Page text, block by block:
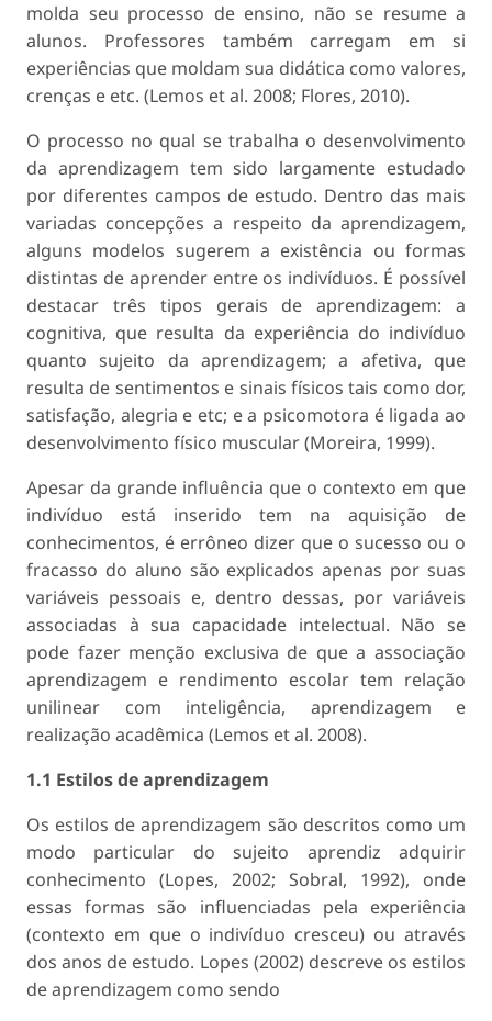
molda seu processo de ensino, não se resume a
alunos. Professores também carregam em si
experiências que moldam sua didática como valores,
crenças e etc. (Lemos et al. 2008; Flores, 2010).
O processo no qual se trabalha o desenvolvimento
da aprendizagem tem sido largamente estudado
por diferentes campos de estudo. Dentro das mais
variadas concepções a respeito da aprendizagem,
alguns modelos sugerem a existência ou formas
distintas de aprender entre os indivíduos. É possível
destacar três tipos gerais de aprendizagem: a
cognitiva, que resulta da experiência do indivíduo
quanto sujeito da aprendizagem; a afetiva, que
resulta de sentimentos e sinais físicos tais como dor,
satisfação, alegria e etc; e a psicomotora é ligada ao
desenvolvimento físico muscular (Moreira, 1999).
Apesar da grande influência que o contexto em que
indivíduo está inserido tem na aquisição de
conhecimentos, é errôneo dizer que o sucesso ou o
fracasso do aluno são explicados apenas por suas
variáveis pessoais e, dentro dessas, por variáveis
associadas à sua capacidade intelectual. Não se
pode fazer menção exclusiva de que a associação
aprendizagem e rendimento escolar tem relação
unilinear com inteligência, aprendizagem e
realização acadêmica (Lemos et al. 2008).
1.1 Estilos de aprendizagem
Os estilos de aprendizagem são descritos como um
modo particular do sujeito aprendiz adquirir
conhecimento (Lopes, 2002; Sobral, 1992), onde
essas formas são influenciadas pela experiência
(contexto em que o indivíduo cresceu) ou através
dos anos de estudo. Lopes (2002) descreve os estilos
de aprendizagem como sendo